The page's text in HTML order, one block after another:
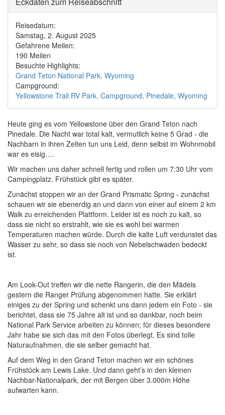
Reisedatum:
Samstag, 2. August 2025
Gefahrene Meilen:
190 Meilen
Besuchte Highlights:
Grand Teton National Park, Wyoming
Campground:
Yellowstone Trail RV Park, Campground, Pinedale, Wyoming
Heute ging es vom Yellowstone über den Grand Teton nach
Pinedale. Die Nacht war total kalt, vermutlich keine 5 Grad - die
Nachbarn in ihren Zelten tun uns Leid, denn selbst im Wohnmobil
war es eisig….
Wir machen uns daher schnell fertig und rollen um 7:30 Uhr vom
Campingplatz. Frühstück gibt es später.
Zunächst stoppen wir an der Grand Prismatic Spring - zunächst
schauen wir sie ebenerdig an und dann von einer auf einem 2 km
Walk zu erreichenden Plattform. Leider ist es noch zu kalt, so
dass sie nicht so erstrahlt, wie sie es wohl bei warmen
Temperaturen machen würde. Durch die kalte Luft verdunstet das
Wasser zu sehr, so dass sie noch von Nebelschwaden bedeckt
ist.
Am Look-Out treffen wir die nette Rangerin, die den Mädels
gestern die Ranger Prüfung abgenommen hatte. Sie erklärt
einiges zu der Spring und schenkt uns dann jedem ein Foto - sie
berichtet, dass sie 75 Jahre alt ist und so dankbar, noch beim
National Park Service arbeiten zu können; für dieses besondere
Jahr habe sie sich das mit den Fotos überlegt. Es sind tolle
Naturaufnahmen, die sie selber gemacht hat.
Auf dem Weg in den Grand Teton machen wir ein schönes
Frühstück am Lewis Lake. Und dann geht’s in den kleinen
Nachbar-Nationalpark, der mit Bergen über 3.000m Höhe
aufwarten kann.